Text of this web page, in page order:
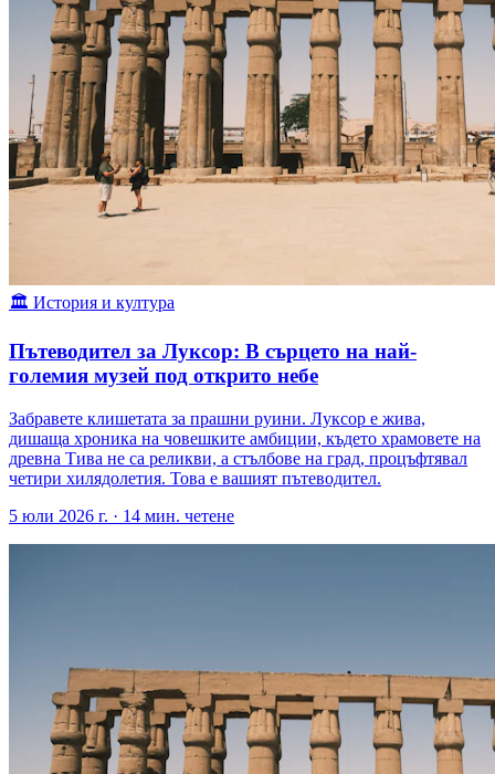
🏛 История и култура
Пътеводител за Луксор: В сърцето на най-
големия музей под открито небе
Забравете клишетата за прашни руини. Луксор е жива,
дишаща хроника на човешките амбиции, където храмовете на
древна Тива не са реликви, а стълбове на град, процъфтявал
четири хилядолетия. Това е вашият пътеводител.
5 юли 2026 г. · 14 мин. четене